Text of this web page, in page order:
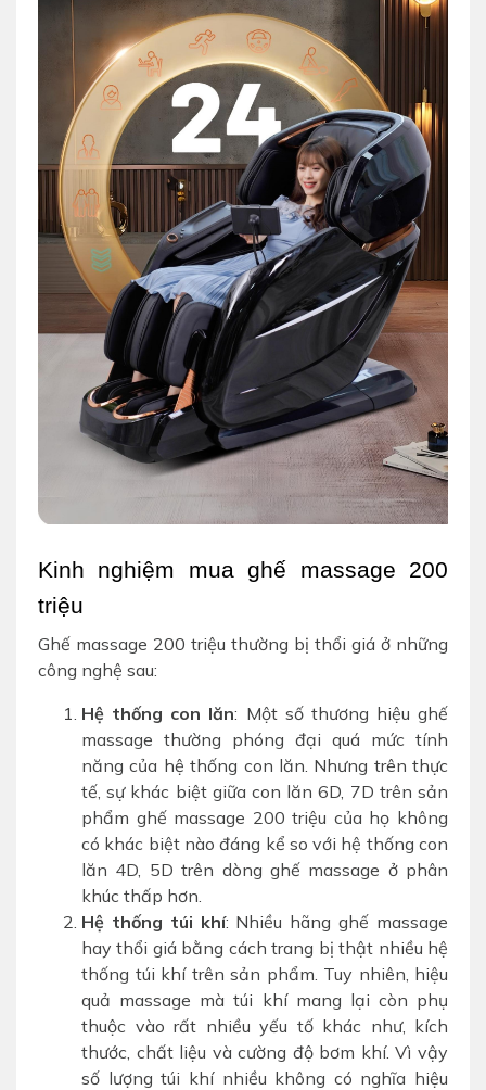
Kinh nghiệm mua ghế massage 200
triệu
Ghế massage 200 triệu thường bị thổi giá ở những
công nghệ sau:
Hệ thống con lăn: Một số thương hiệu ghế
massage thường phóng đại quá mức tính
năng của hệ thống con lăn. Nhưng trên thực
tế, sự khác biệt giữa con lăn 6D, 7D trên sản
phẩm ghế massage 200 triệu của họ không
có khác biệt nào đáng kể so với hệ thống con
lăn 4D, 5D trên dòng ghế massage ở phân
khúc thấp hơn.
Hệ thống túi khí: Nhiều hãng ghế massage
hay thổi giá bằng cách trang bị thật nhiều hệ
thống túi khí trên sản phẩm. Tuy nhiên, hiệu
quả massage mà túi khí mang lại còn phụ
thuộc vào rất nhiều yếu tố khác như, kích
thước, chất liệu và cường độ bơm khí. Vì vậy
số lượng túi khí nhiều không có nghĩa hiệu